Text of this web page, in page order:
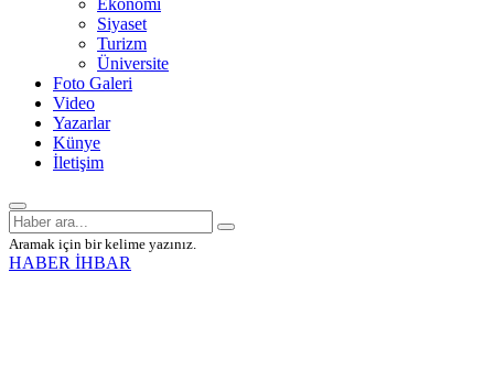
Ekonomi
Siyaset
Turizm
Üniversite
Foto Galeri
Video
Yazarlar
Künye
İletişim
Aramak için bir kelime yazınız.
HABER İHBAR